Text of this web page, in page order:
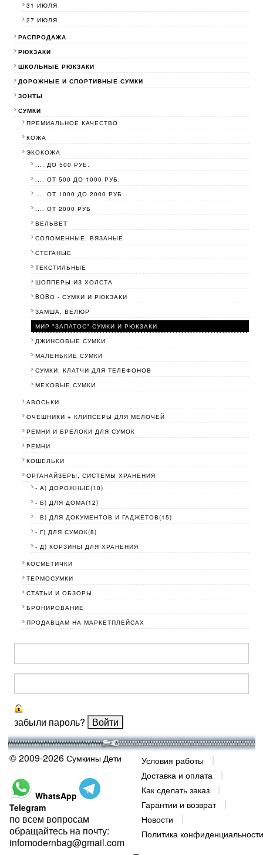
31 ИЮЛЯ
27 ИЮЛЯ
РАСПРОДАЖА
РЮКЗАКИ
ШКОЛЬНЫЕ РЮКЗАКИ
ДОРОЖНЫЕ И СПОРТИВНЫЕ СУМКИ
ЗОНТЫ
СУМКИ
ПРЕМИАЛЬНОЕ КАЧЕСТВО
КОЖА
ЭКОКОЖА
.... ДО 500 РУБ.
.... ОТ 500 ДО 1000 РУБ.
.... ОТ 1000 ДО 2000 РУБ
.... ОТ 2000 РУБ
ВЕЛЬВЕТ
СОЛОМЕННЫЕ, ВЯЗАНЫЕ
СТЕГАНЫЕ
ТЕКСТИЛЬНЫЕ
ШОППЕРЫ ИЗ ХОЛСТА
BOBО - СУМКИ И РЮКЗАКИ
ЗАМША, ВЕЛЮР
МИР "ЗАПАТОС"-СУМКИ И РЮКЗАКИ
ДЖИНСОВЫЕ СУМКИ
МАЛЕНЬКИЕ СУМКИ
СУМКИ, КЛАТЧИ ДЛЯ ТЕЛЕФОНОВ
МЕХОВЫЕ СУМКИ
АВОСЬКИ
ОЧЕШНИКИ + КЛИПСЕРЫ ДЛЯ МЕЛОЧЕЙ
РЕМНИ И БРЕЛОКИ ДЛЯ СУМОК
РЕМНИ
КОШЕЛЬКИ
ОРГАНАЙЗЕРЫ, СИСТЕМЫ ХРАНЕНИЯ
- А) ДОРОЖНЫЕ(10)
- Б) ДЛЯ ДОМА(12)
- В) ДЛЯ ДОКУМЕНТОВ И ГАДЖЕТОВ(15)
- Г) ДЛЯ СУМОК(8)
- Д) КОРЗИНЫ ДЛЯ ХРАНЕНИЯ
КОСМЕТИЧКИ
ТЕРМОСУМКИ
СТАТЬИ И ОБЗОРЫ
БРОНИРОВАНИЕ
ПРОДАВЦАМ НА МАРКЕТПЛЕЙСАХ
забыли пароль?
© 2009-2026 Сумкины Дети
WhatsApp
Telegram
по всем вопросам
обращайтесь на почту:
infomodernbag@gmail.com
Условия работы
Доставка и оплата
Как сделать заказ
Гарантии и возврат
Новости
Политика конфиденциальности